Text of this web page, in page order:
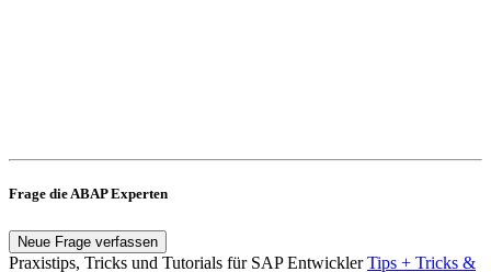
Frage die ABAP Experten
Neue Frage verfassen
Praxistips, Tricks und Tutorials für SAP Entwickler Tips + Tricks &